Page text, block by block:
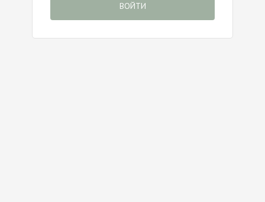
ВОЙТИ